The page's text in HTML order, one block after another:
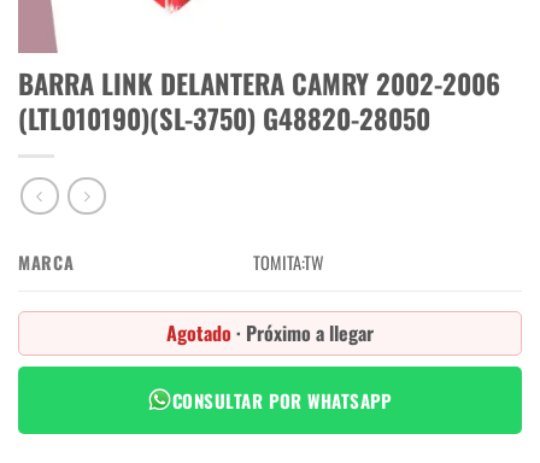
BARRA LINK DELANTERA CAMRY 2002-2006
(LTL010190)(SL-3750) G48820-28050
MARCA TOMITA:TW
Agotado · Próximo a llegar
CONSULTAR POR WHATSAPP